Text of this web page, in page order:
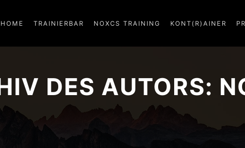
HOME TRAINIERBAR NOXCS TRAINING KONT(R)AINER
DES AUTORS: